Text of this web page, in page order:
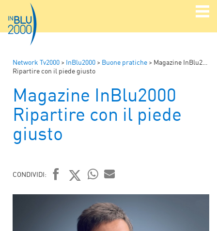
Network Tv2000 > InBlu2000 > Buone pratiche > Magazine InBlu2000
Ripartire con il piede giusto
Magazine InBlu2000
Ripartire con il piede
giusto
CONDIVIDI:
FACEBOOK
TWITTER
WHATSAPP
MAIL